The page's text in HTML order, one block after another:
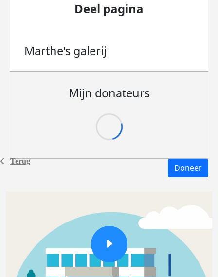
Terug
Deel pagina
Marthe's galerij
Mijn donateurs
Doneer